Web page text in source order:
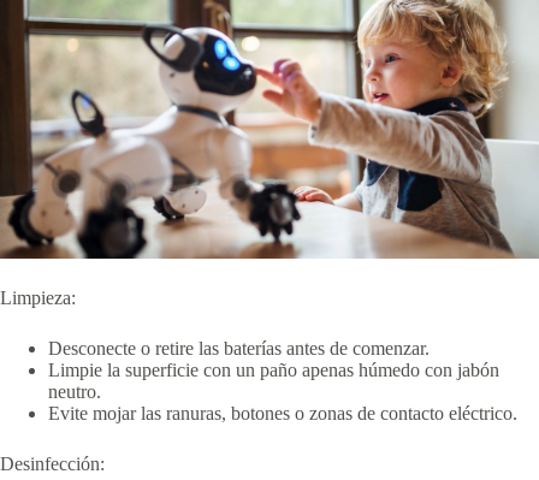
Limpieza:
Desconecte o retire las baterías antes de comenzar.
Limpie la superficie con un paño apenas húmedo con jabón
neutro.
Evite mojar las ranuras, botones o zonas de contacto eléctrico.
Desinfección: